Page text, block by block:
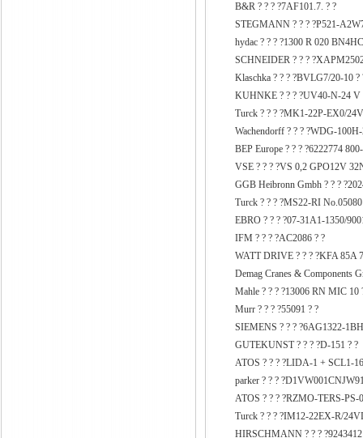
B&R ? ? ? ?7AF101.7. ? ?
STEGMANN ? ? ? ?P521-
hydac ? ? ? ?1300 R 020
SCHNEIDER ? ? ?
Klaschka ? ? ? ?BVLG7/20-10 ?
KUHNKE ? ? ? ?UV40-N-24 V
Turck ? ? ? ?MK1-22P-EX0/
Wachendorff ? ? ? ?WDG-
BEP Europe ? ? ? ?6222774
VSE ? ? ? ?VS 0,2 GPO12V
GGB Heibronn Gmbh ? ? ?
Turck ? ? ? ?MS22-RI
EBRO ? ? ? ?07-31A1-1350/
IFM ? ? ? ?AC2086 ? ?
WATT DRIVE ? ? ? ?KFA 85A
Demag Cranes & Components
Mahle ? ? ? ?13006 RN MIC 10
Murr ? ? ? ?55091 ? ?
SIEMENS ? ? ? ?6AG1322-
GUTEKUNST ? ? ? ?D-151 ? ?
ATOS ? ? ? ?LIDA-1 + SCL1-
parker ? ? ?
ATOS ? ? ? ?RZMO-TERS-PS-
Turck ? ? ? ?IM12-22EX-R/
HIRSCHMANN ? ? ?